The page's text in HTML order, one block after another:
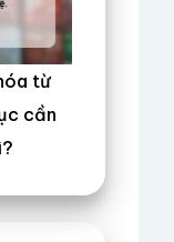
từ
cần